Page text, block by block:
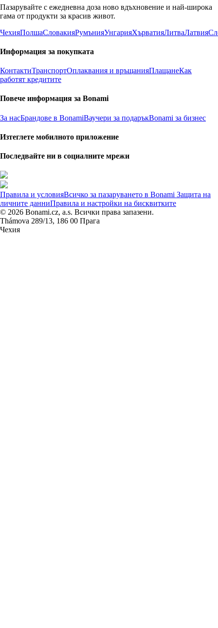
Пазарувайте с ежедневна доза ново вдъхновение и най-широка
гама от продукти за красив живот.
ЧехияПолшаСловакияРумънияУнгарияХърватияЛитваЛатвия
Информация за покупката
КонтактиТранспортОплаквания и връщанияПлащанеКак
работят кредитите
Повече информация за Bonami
За насБрандове в BonamiВаучери за подаръкBonami за бизнес
Изтеглете мобилното приложение
Последвайте ни в социалните мрежи
Правила и условияВсичко за пазаруването в Bonami Защита на
личните данниПравила и настройки на бисквитките
© 2026 Bonami.cz, a.s. Всички права запазени.
Thámova 289/13, 186 00 Прага
Чехия